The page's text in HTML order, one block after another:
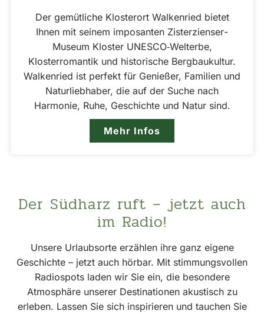
Der gemütliche Klosterort Walkenried bietet
Ihnen mit seinem imposanten Zisterzienser­
Museum Kloster UNESCO‑Welterbe,
Klosterromantik und historische Bergbaukultur.
Walkenried ist perfekt für Genießer, Familien und
Naturliebhaber, die auf der Suche nach
Harmonie, Ruhe, Geschichte und Natur sind.
Mehr Infos
Der Südharz ruft – jetzt auch
im Radio!
Unsere Urlaubsorte erzählen ihre ganz eigene
Geschichte – jetzt auch hörbar. Mit stimmungsvollen
Radiospots laden wir Sie ein, die besondere
Atmosphäre unserer Destinationen akustisch zu
erleben. Lassen Sie sich inspirieren und tauchen Sie